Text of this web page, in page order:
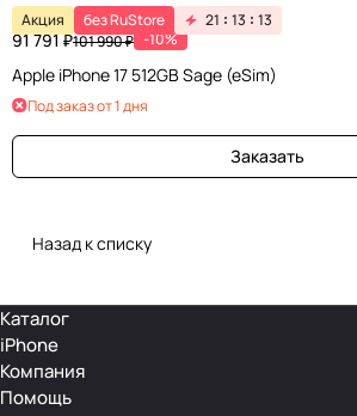
Акция без RuStore 21 13 13
91 791 ₽101 990 ₽ -10%
Apple iPhone 17 512GB Sage (eSim)
Под заказ от 1 дня
Заказать
Назад к списку
Каталог
iPhone
Компания
Помощь